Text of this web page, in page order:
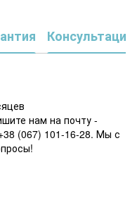
Консультация
нам на почту -
(067) 101-16-28. Мы с